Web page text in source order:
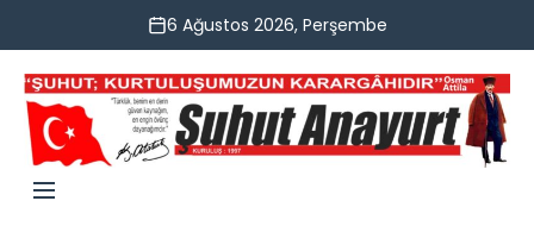
6 Ağustos 2026, Perşembe